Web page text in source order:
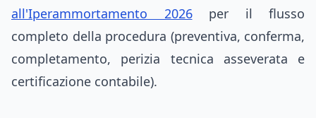
all'Iperammortamento 2026
per il flusso
completo della procedura (preventiva, conferma,
completamento, perizia tecnica asseverata e
certificazione contabile).